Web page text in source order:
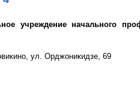
учреждение начального
ул. Орджоникидзе, 69